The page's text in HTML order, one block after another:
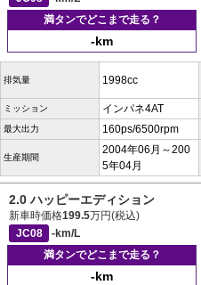
満タンでどこまで走る？
-km
排気量 1998cc
ミッション インパネ4AT
最大出力 160ps/6500rpm
生産期間
2004年06月～200
5年04月
2.0 ハッピーエディション
新車時価格199.5万円(税込)
JC08
-km/L
満タンでどこまで走る？
-km